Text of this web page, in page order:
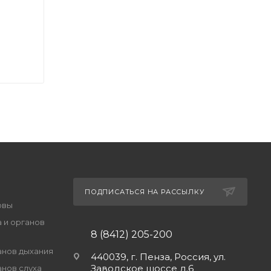
и органов
дыхания
слуха
ПОДПИСАТЬСЯ НА РАССЫЛКУ
8 (8412) 205-200
440039, г. Пенза, Россия, ул.
Заводское шоссе д.6